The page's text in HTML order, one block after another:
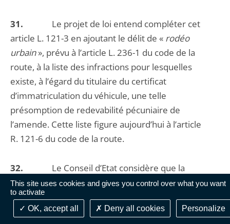
This site uses cookies and gives you control over what you want
to activate
OK, accept all
Deny all cookies Personalize
31. Le projet de loi entend compléter cet
article L. 121-3 en ajoutant le délit de « rodéo
urbain», prévu à l’article L. 236-1 du code de la
route, à la liste des infractions pour lesquelles
existe, à l’égard du titulaire du certificat
d’immatriculation du véhicule, une telle
présomption de redevabilité pécuniaire de
l’amende. Cette liste figure aujourd’hui à l’article
R. 121-6 du code de la route.
32. Le Conseil d’Etat considère que la
disposition qui ajoute un délit à cette liste relève du
niveau règlementaire et propose de ne pas la
maintenir dans le projet de loi.